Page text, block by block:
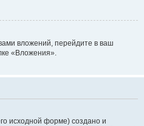
вложений, перейдите в ваш
«Вложения».
исходной форме) создано и